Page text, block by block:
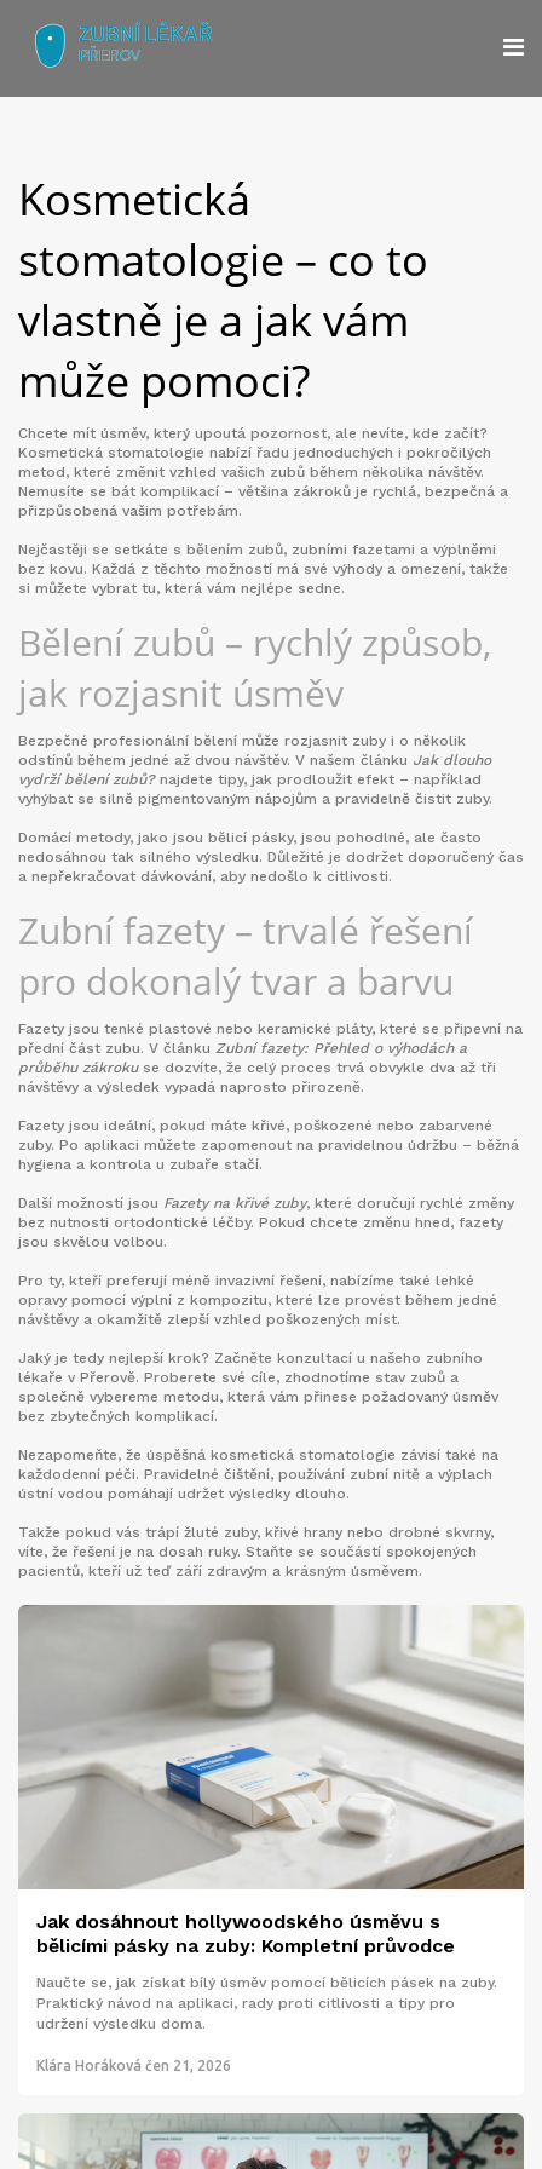
Kosmetická
stomatologie – co to
vlastně je a jak vám
může pomoci?
Chcete mít úsměv, který upoutá pozornost, ale nevíte, kde začít?
Kosmetická stomatologie nabízí řadu jednoduchých i pokročilých
metod, které změnit vzhled vašich zubů během několika návštěv.
Nemusíte se bát komplikací – většina zákroků je rychlá, bezpečná a
přizpůsobená vašim potřebám.
Nejčastěji se setkáte s bělením zubů, zubními fazetami a výplněmi
bez kovu. Každá z těchto možností má své výhody a omezení, takže
si můžete vybrat tu, která vám nejlépe sedne.
Bělení zubů – rychlý způsob,
jak rozjasnit úsměv
Bezpečné profesionální bělení může rozjasnit zuby i o několik
odstínů během jedné až dvou návštěv. V našem článku Jak dlouho
vydrží bělení zubů?najdete tipy, jak prodloužit efekt – například
vyhýbat se silně pigmentovaným nápojům a pravidelně čistit zuby.
Domácí metody, jako jsou bělicí pásky, jsou pohodlné, ale často
nedosáhnou tak silného výsledku. Důležité je dodržet doporučený čas
a nepřekračovat dávkování, aby nedošlo k citlivosti.
Zubní fazety – trvalé řešení
pro dokonalý tvar a barvu
Fazety jsou tenké plastové nebo keramické pláty, které se připevní na
přední část zubu. V článku Zubní fazety: Přehled o výhodách a
průběhu zákrokuse dozvíte, že celý proces trvá obvykle dva až tři
návštěvy a výsledek vypadá naprosto přirozeně.
Fazety jsou ideální, pokud máte křivé, poškozené nebo zabarvené
zuby. Po aplikaci můžete zapomenout na pravidelnou údržbu – běžná
hygiena a kontrola u zubaře stačí.
Další možností jsou Fazety na křivé zuby, které doručují rychlé změny
bez nutnosti ortodontické léčby. Pokud chcete změnu hned, fazety
jsou skvělou volbou.
Pro ty, kteří preferují méně invazivní řešení, nabízíme také lehké
opravy pomocí výplní z kompozitu, které lze provést během jedné
návštěvy a okamžitě zlepší vzhled poškozených míst.
Jaký je tedy nejlepší krok? Začněte konzultací u našeho zubního
lékaře v Přerově. Proberete své cíle, zhodnotíme stav zubů a
společně vybereme metodu, která vám přinese požadovaný úsměv
bez zbytečných komplikací.
Nezapomeňte, že úspěšná kosmetická stomatologie závisí také na
každodenní péči. Pravidelné čištění, používání zubní nitě a výplach
ústní vodou pomáhají udržet výsledky dlouho.
Takže pokud vás trápí žluté zuby, křivé hrany nebo drobné skvrny,
víte, že řešení je na dosah ruky. Staňte se součástí spokojených
pacientů, kteří už teď září zdravým a krásným úsměvem.
Jak dosáhnout hollywoodského úsměvu s
bělicími pásky na zuby: Kompletní průvodce
Naučte se, jak získat bílý úsměv pomocí bělicích pásek na zuby.
Praktický návod na aplikaci, rady proti citlivosti a tipy pro
udržení výsledku doma.
Klára Horáková čen 21, 2026